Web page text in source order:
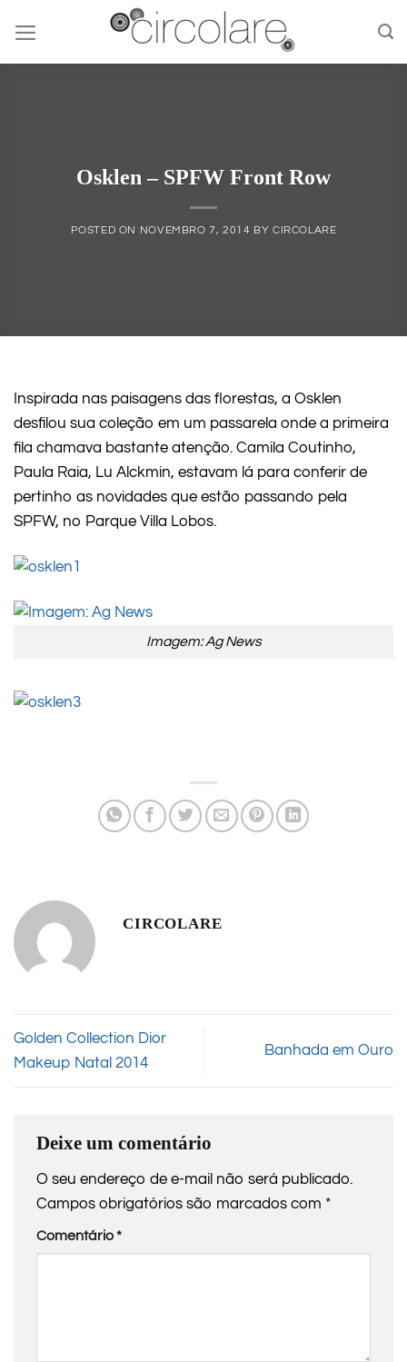
content
Osklen – SPFW Front Row
POSTED ON NOVEMBRO 7, 2014 BY CIRCOLARE
Inspirada nas paisagens das florestas, a Osklen
desfilou sua coleção em um passarela onde a primeira
fila chamava bastante atenção. Camila Coutinho,
Paula Raia, Lu Alckmin, estavam lá para conferir de
pertinho as novidades que estão passando pela
SPFW, no Parque Villa Lobos.
Imagem: Ag News
CIRCOLARE
Golden Collection Dior
Makeup Natal 2014
Banhada em Ouro
Deixe um comentário
O seu endereço de e-mail não será publicado.
Campos obrigatórios são marcados com *
Comentário*